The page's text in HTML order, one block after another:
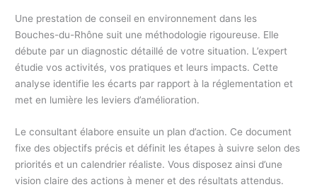
Une prestation de conseil en environnement dans les
Bouches-du-Rhône suit une méthodologie rigoureuse. Elle
débute par un diagnostic détaillé de votre situation. L’expert
étudie vos activités, vos pratiques et leurs impacts. Cette
analyse identifie les écarts par rapport à la réglementation et
met en lumière les leviers d’amélioration.
Le consultant élabore ensuite un plan d’action. Ce document
fixe des objectifs précis et définit les étapes à suivre selon des
priorités et un calendrier réaliste. Vous disposez ainsi d’une
vision claire des actions à mener et des résultats attendus.